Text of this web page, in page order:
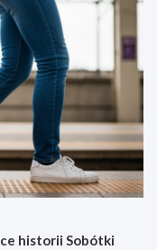
historii Sobótki